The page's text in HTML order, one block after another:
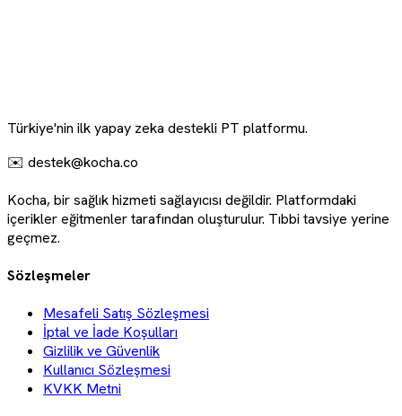
Türkiye'nin ilk yapay zeka destekli PT platformu.
✉️ destek@kocha.co
Kocha, bir sağlık hizmeti sağlayıcısı değildir. Platformdaki
içerikler eğitmenler tarafından oluşturulur. Tıbbi tavsiye yerine
geçmez.
Sözleşmeler
Mesafeli Satış Sözleşmesi
İptal ve İade Koşulları
Gizlilik ve Güvenlik
Kullanıcı Sözleşmesi
KVKK Metni